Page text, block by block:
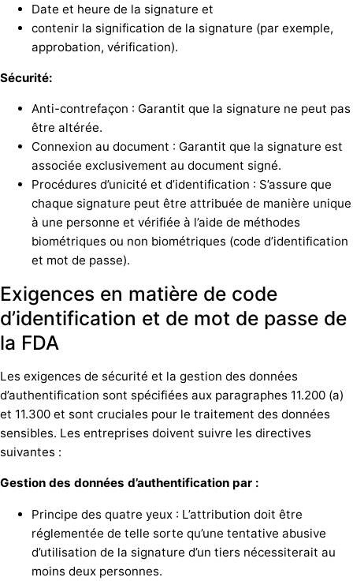
Date et heure de la signature et
contenir la signification de la signature (par exemple,
approbation, vérification).
Sécurité:
Anti-contrefaçon : Garantit que la signature ne peut pas
être altérée.
Connexion au document : Garantit que la signature est
associée exclusivement au document signé.
Procédures d’unicité et d’identification : S’assure que
chaque signature peut être attribuée de manière unique
à une personne et vérifiée à l’aide de méthodes
biométriques ou non biométriques (code d’identification
et mot de passe).
Exigences en matière de code
d’identification et de mot de passe de
la FDA
Les exigences de sécurité et la gestion des données
d’authentification sont spécifiées aux paragraphes 11.200 (a)
et 11.300 et sont cruciales pour le traitement des données
sensibles. Les entreprises doivent suivre les directives
suivantes :
Gestion des données d’authentification par :
Principe des quatre yeux : L’attribution doit être
réglementée de telle sorte qu’une tentative abusive
d’utilisation de la signature d’un tiers nécessiterait au
moins deux personnes.